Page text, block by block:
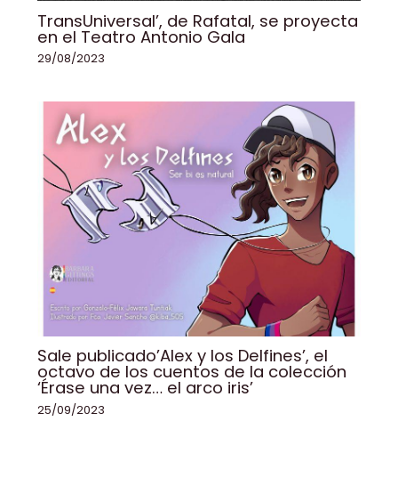
TransUniversal’, de Rafatal, se proyecta
en el Teatro Antonio Gala
29/08/2023
Sale publicado’Alex y los Delfines’, el
octavo de los cuentos de la colección
‘Érase una vez… el arco iris’
25/09/2023